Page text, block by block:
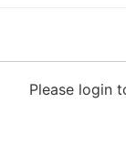
Please login